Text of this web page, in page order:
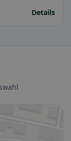
Details